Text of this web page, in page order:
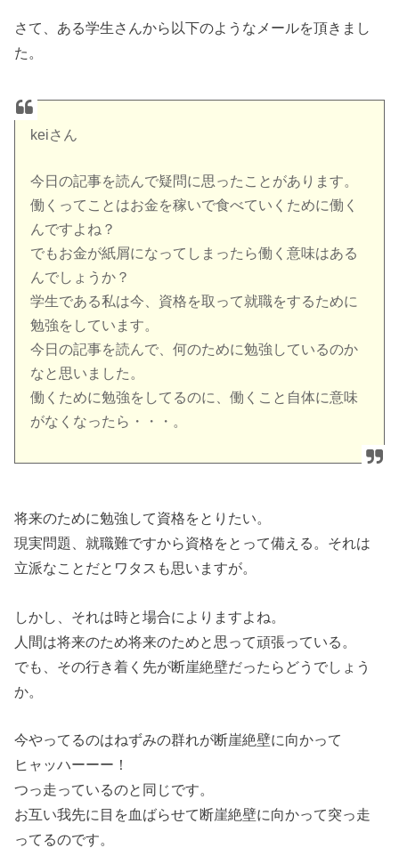
さて、ある学生さんから以下のようなメールを頂きまし
た。
keiさん
今日の記事を読んで疑問に思ったことがあります。
働くってことはお金を稼いで食べていくために働く
んですよね？
でもお金が紙屑になってしまったら働く意味はある
んでしょうか？
学生である私は今、資格を取って就職をするために
勉強をしています。
今日の記事を読んで、何のために勉強しているのか
なと思いました。
働くために勉強をしてるのに、働くこと自体に意味
がなくなったら・・・。
将来のために勉強して資格をとりたい。
現実問題、就職難ですから資格をとって備える。それは
立派なことだとワタスも思いますが。
しかし、それは時と場合によりますよね。
人間は将来のため将来のためと思って頑張っている。
でも、その行き着く先が断崖絶壁だったらどうでしょう
か。
今やってるのはねずみの群れが断崖絶壁に向かって
ヒャッハーーー！
つっ走っているのと同じです。
お互い我先に目を血ばらせて断崖絶壁に向かって突っ走
ってるのです。